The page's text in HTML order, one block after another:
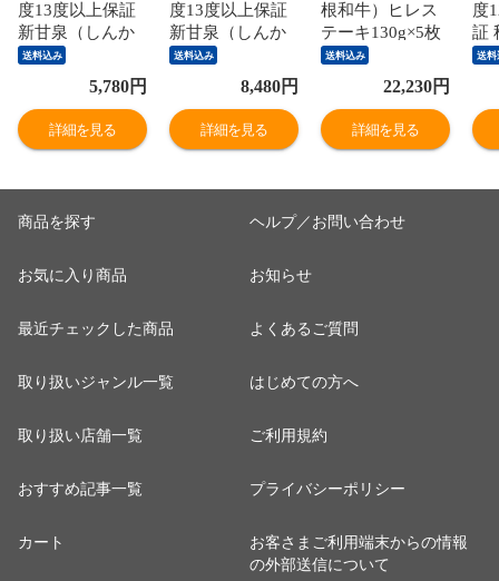
度13度以上保証
新甘泉（しんか
んせん）2kg詰
（5～6玉入） 鳥
取県産 なし 新甘
泉梨 赤秀 送料無
料（北海道・沖
送料込み
5,780円
詳細を見る
度13度以上保証
新甘泉（しんか
んせん）5kg詰
（8～18玉入）
鳥取県産 なし 新
甘泉梨 赤秀 送料
無料（北海道・
送料込み
8,480円
詳細を見る
根和牛）ヒレス
テーキ130g×5枚
国産 牛肉 国産牛
和牛 黒毛和牛 最
高級 特選 厳選
送料無料（北海
道・沖縄を除
送料込み
22,230円
詳細を見る
度
証
か
秀
海
送料
商品を探す
お気に入り商品
最近チェックした商品
取り扱いジャンル一覧
取り扱い店舗一覧
おすすめ記事一覧
カート
ヘルプ／お問い合わせ
お知らせ
よくあるご質問
はじめての方へ
ご利用規約
プライバシーポリシー
お客さまご利用端末からの情報
の外部送信について